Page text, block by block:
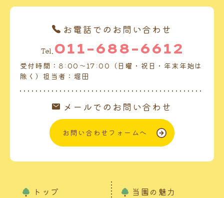
お電話でのお問い合わせ
Tel. 011-688-6612
受付時間：8:00～17:00（日曜・祝日・年末年始は
除く）担当者：堀田
メールでのお問い合わせ
お問い合わせフォームへ
トップ 当園の魅力